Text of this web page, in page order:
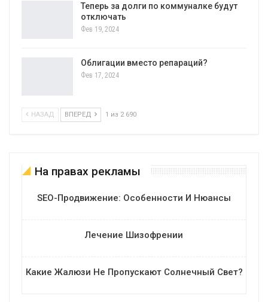
Теперь за долги по коммуналке будут
отключать
Фев 19, 2024
Облигации вместо репараций?
Фев 17, 2024
НАЗАД ВПЕРЕД 1 из 2 690
На правах рекламы
SEO-Продвижение: Особенности И Нюансы
Лечение Шизофрении
Какие Жалюзи Не Пропускают Солнечный Свет?